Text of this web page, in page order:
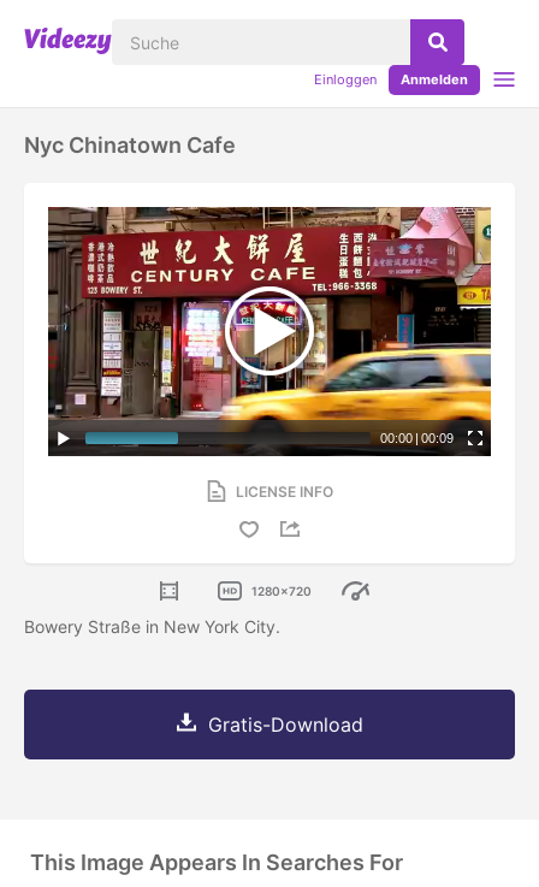
Einloggen Anmelden
Nyc Chinatown Cafe
00:00 | 00:09
LICENSE INFO
1280x720
Bowery Straße in New York City.
Gratis-Download
This Image Appears In Searches For